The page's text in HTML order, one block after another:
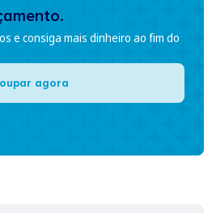
e consiga mais dinheiro ao fim do
agora